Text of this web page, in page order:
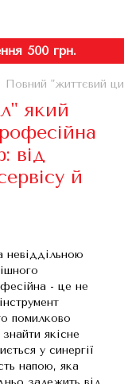
500 грн.
Повний "життєвий
який
від
й
невіддільною
- це не
помилково
якісне
у синергії
напою, яка